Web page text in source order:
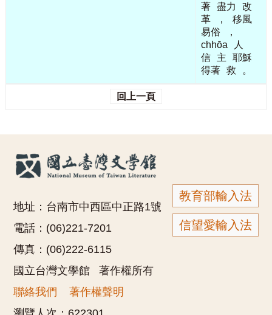
著 盡力
改
革
，
移風
易俗
，
chhōa
人
信
主
耶穌
得著 救 。
回上一頁
教育部輸入法
信望愛輸入法
地址：台南市中西區中正路1號
電話：(06)221-7201
傳真：(06)222-6115
國立台灣文學館 著作權所有
聯絡我們
著作權聲明